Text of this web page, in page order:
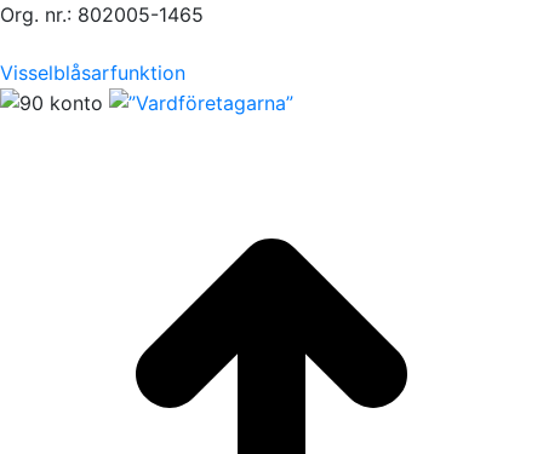
Org. nr.: 802005-1465
Visselblåsarfunktion